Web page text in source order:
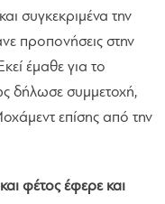
συγκεκριμένα την
προπονήσεις στην
έμαθε για το
δήλωσε συμμετοχή,
επίσης από την
φέτος έφερε και